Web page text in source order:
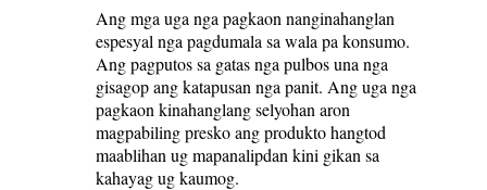
Ang mga uga nga pagkaon nanginahanglan
espesyal nga pagdumala sa wala pa konsumo.
Ang pagputos sa gatas nga pulbos una nga
gisagop ang katapusan nga panit. Ang uga nga
pagkaon kinahanglang selyohan aron
magpabiling presko ang produkto hangtod
maablihan ug mapanalipdan kini gikan sa
kahayag ug kaumog.